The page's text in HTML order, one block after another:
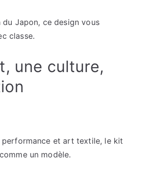
Japon, ce design vous
classe.
une culture,
performance et art textile, le kit
un modèle.